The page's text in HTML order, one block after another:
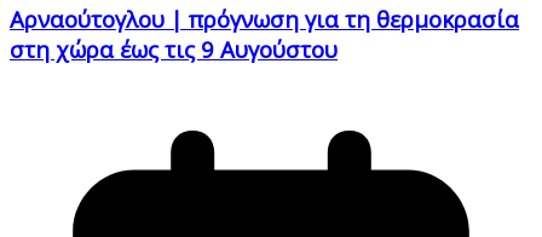
Αρναούτογλου | πρόγνωση για τη θερμοκρασία
στη χώρα έως τις 9 Αυγούστου